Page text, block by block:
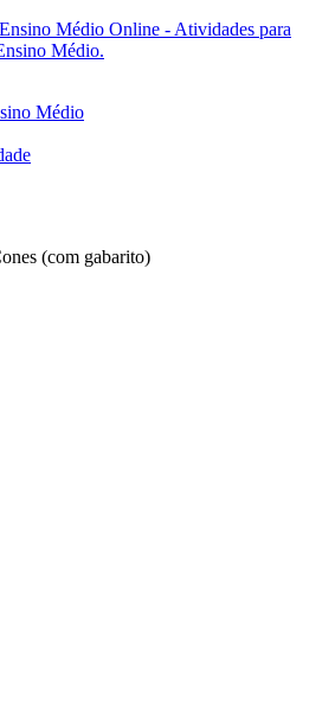
Ensino Médio Online - Atividades para
Médio.
Médio
(com gabarito)